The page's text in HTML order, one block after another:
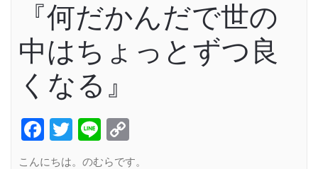
『何だかんだで世の
中はちょっとずつ良
くなる』
Facebook
Twitter
Line
Link
こんにちは。のむらです。